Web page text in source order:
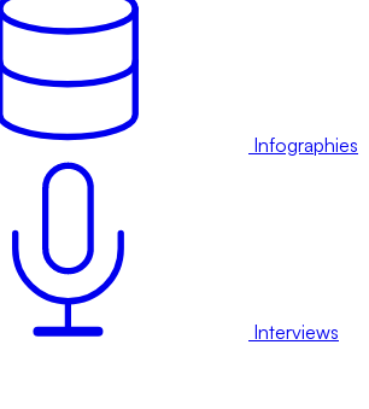
Infographies
Interviews